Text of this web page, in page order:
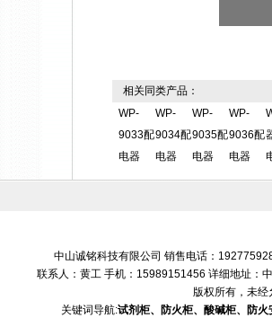
相关同类产品：
WP-
9033配
电器
WP-
9034配
电器
WP-
9035配
电器
WP-
9036配
电器
中山诚铭科技有限公司 销售电话：
联系人：黄工 手机：15989151456 详细地址：
版权所有，未经
关键词导航:试剂柜、防火柜、酸碱柜、防